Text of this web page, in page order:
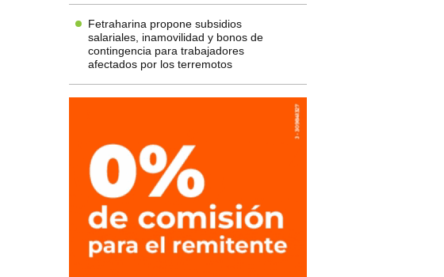
Fetraharina propone subsidios
salariales, inamovilidad y bonos de
contingencia para trabajadores
afectados por los terremotos